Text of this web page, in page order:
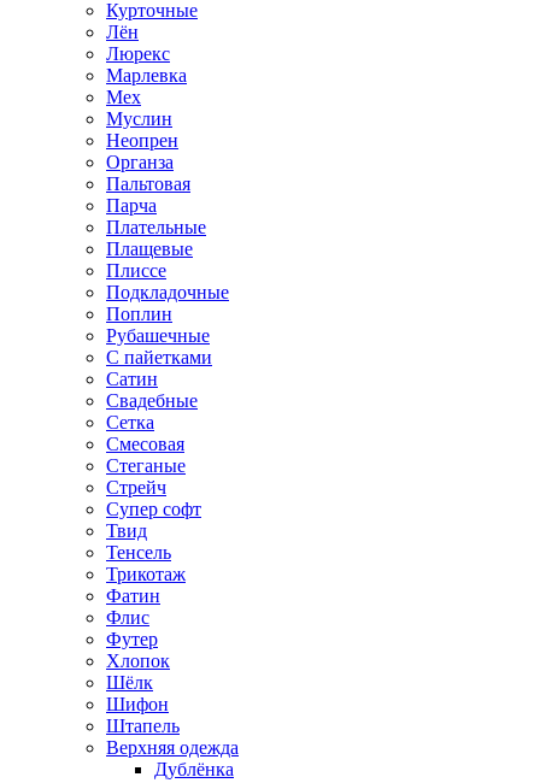
Курточные
Лён
Люрекс
Марлевка
Мех
Муслин
Неопрен
Органза
Пальтовая
Парча
Плательные
Плащевые
Плиссе
Подкладочные
Поплин
Рубашечные
С пайетками
Сатин
Свадебные
Сетка
Смесовая
Стеганые
Стрейч
Супер софт
Твид
Тенсель
Трикотаж
Фатин
Флис
Футер
Хлопок
Шёлк
Шифон
Штапель
Верхняя одежда
Дублёнка